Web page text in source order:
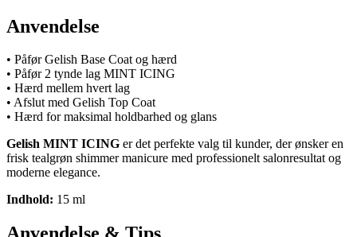
Anvendelse
• Påfør Gelish Base Coat og hærd
• Påfør 2 tynde lag MINT ICING
• Hærd mellem hvert lag
• Afslut med Gelish Top Coat
• Hærd for maksimal holdbarhed og glans
Gelish MINT ICING er det perfekte valg til kunder, der ønsker en
frisk tealgrøn shimmer manicure med professionelt salonresultat og
moderne elegance.
Indhold: 15 ml